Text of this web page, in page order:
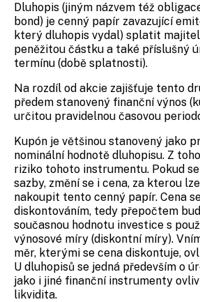
Dluhopis (jiným názvem též
bond) je cenný papír zavazující
který dluhopis vydal) splatit
peněžitou částku a také příslušný
termínu (době splatnosti).
Na rozdíl od akcie zajišťuje tento
předem stanovený finanční výnos
určitou pravidelnou časovou
Kupón je většinou stanovený jako
nominální hodnotě dluhopisu. Z
riziko tohoto instrumentu. Pokud
sazby, změní se i cena, za kterou
nakoupit tento cenný papír. Cena
diskontováním, tedy přepočtem
současnou hodnotu investice s
výnosové míry (diskontní míry).
měr, kterými se cena diskontuje,
U dluhopisů se jedná především o
jako i jiné finanční instrumenty
likvidita.